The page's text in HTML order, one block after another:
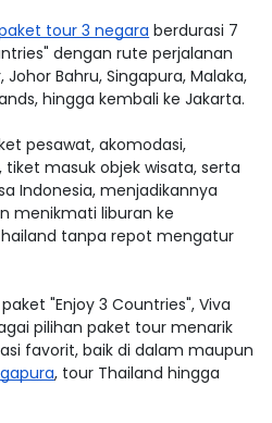
tour 3 negara berdurasi 7
dengan rute perjalanan
Bahru, Singapura, Malaka,
hingga kembali ke Jakarta.
pesawat, akomodasi,
masuk objek wisata, serta
Indonesia, menjadikannya
menikmati liburan ke
tanpa repot mengatur
"Enjoy 3 Countries", Viva
pilihan paket tour menarik
favorit, baik di dalam maupun
, tour Thailand hingga